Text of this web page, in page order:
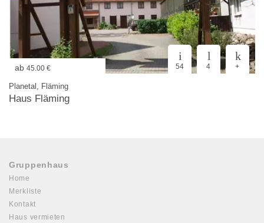
ab 45.00 € 54 4 +
Planetal, Fläming
Haus Fläming
Gruppenhaus
Home
Merkliste
Kontakt
Haus vermieten